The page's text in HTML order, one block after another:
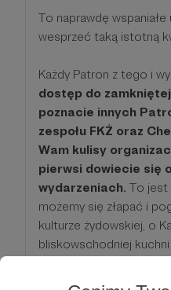
To naprawdę
wesprzeć taką istotną
Każdy Patron z tego i
dostęp do
poznacie innych
zespołu FKŻ oraz
Wam kulisy
pierwsi dowiecie się
wydarzeniach. To jest
możemy się złapać i
kulturze żydowskiej, o
bliskowschodniej